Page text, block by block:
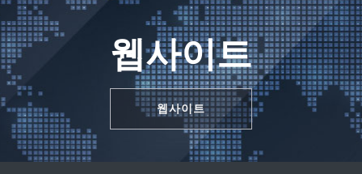
Skip
to
content
웹사이트
웹사이트